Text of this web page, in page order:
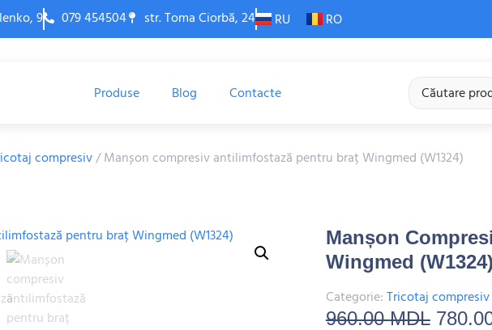
9 079 454504 str. Toma Ciorbă, 24 RU RO
Produse Blog Contacte
compresiv/ Manșon compresiv antilimfostază pentru braț Wingmed (W1324)
Manșon
Wingmed (W1324)
Categorie:Tricotaj compresiv
960.00MDL